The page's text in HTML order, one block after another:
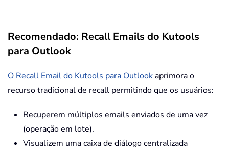
Recomendado: Recall Emails do Kutools
para Outlook
O Recall Email do Kutools para Outlookaprimora o
recurso tradicional de recall permitindo que os usuários:
Recuperem múltiplos emails enviados de uma vez
(operação em lote).
Visualizem uma caixa de diálogo centralizada